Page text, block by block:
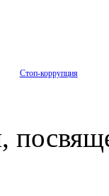
Стоп-коррупция